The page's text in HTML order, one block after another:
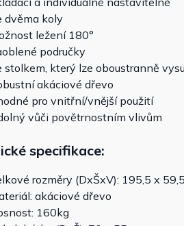
dvěma koly
ležení 180°
područky
stolkem, který lze oboustranně
akáciové dřevo
pro vnitřní/vnější použití
vůči povětrnostním vlivům
specifikace:
rozměry (DxŠxV): 195,5 x
akáciové dřevo
160kg